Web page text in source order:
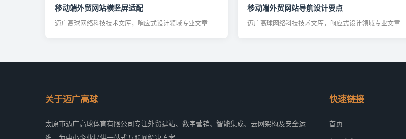
移动端外贸网站横竖屏适配
迈广高球网络科技技术文库，响应式设计领域专业文章...
移动端外贸网站导航设计要点
迈广高球网络科技技术文库，响应式设计领域专业文章...
关于迈广高球
太原市迈广高球体育有限公司专注外贸建站、数字营销、智能集成、云网架构及安全运
快速链接
首页